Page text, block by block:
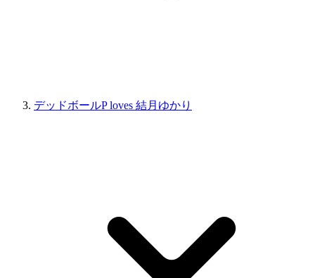
デッドボールP loves 結月ゆかり